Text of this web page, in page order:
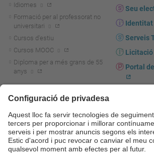
Idiomes
Formació per al professorat no
universitari
Cursos d'estiu
Cursos MOOC
Diploma per a més grans de 55
anys
Actualitat R+D+I
La recerca a la UPC
La transferència, l'emprenedoria i
la innovació a la UPC
Foment i suport a la recerca
Seu
Identitat
Serveis
Portal
Sala de